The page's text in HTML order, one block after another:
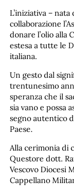
L’iniziativa –
collaborazione
donare l’olio alla
estesa a tutte le
italiana.
Un gesto dal
trentunesimo
speranza che il
sia vano e possa
segno autentico
Paese.
Alla cerimonia di
Questore dott.
Vescovo Diocesi
Cappellano